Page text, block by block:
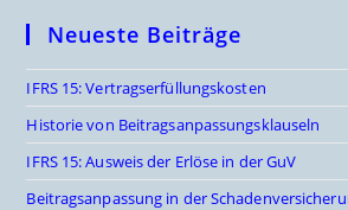
Neueste Beiträge
IFRS 15: Vertragserfüllungskosten
Historie von Beitragsanpassungsklauseln
IFRS 15: Ausweis der Erlöse in der GuV
Beitragsanpassung in der